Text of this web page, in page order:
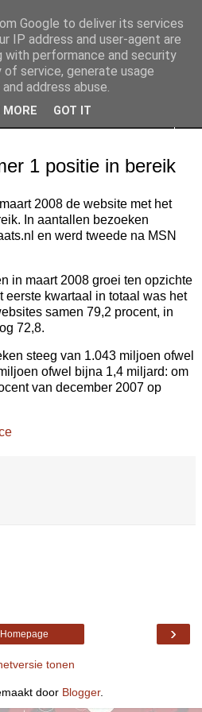
1 positie in bereik
2008 de website met het
In aantallen bezoeken
en werd tweede na MSN
in maart 2008 groei ten opzichte
eerste kwartaal in totaal was het
samen 79,2 procent, in
72,8.
steeg van 1.043 miljoen ofwel
ofwel bijna 1,4 miljard: om
van december 2007 op
›
Homepage
tonen
door Blogger.
Google to deliver its services
IP address and user-agent are
with performance and security
service, generate usage
address abuse.
MORE GOT IT